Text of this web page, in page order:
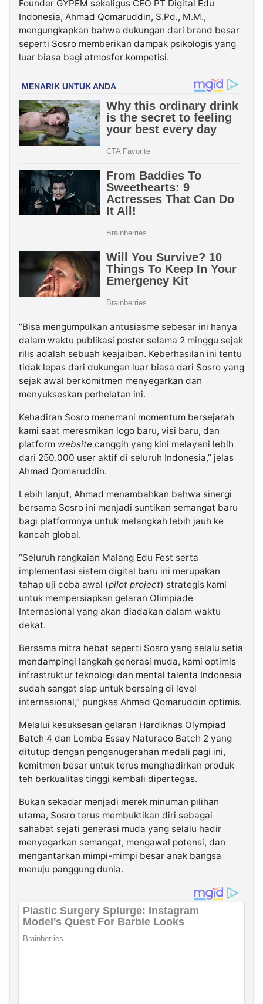
Founder GYPEM sekaligus CEO PT Digital Edu
Indonesia, Ahmad Qomaruddin, S.Pd., M.M.,
mengungkapkan bahwa dukungan dari brand besar
seperti Sosro memberikan dampak psikologis yang
luar biasa bagi atmosfer kompetisi.
“Bisa mengumpulkan antusiasme sebesar ini hanya
dalam waktu publikasi poster selama 2 minggu sejak
rilis adalah sebuah keajaiban. Keberhasilan ini tentu
tidak lepas dari dukungan luar biasa dari Sosro yang
sejak awal berkomitmen menyegarkan dan
menyukseskan perhelatan ini.
Kehadiran Sosro menemani momentum bersejarah
kami saat meresmikan logo baru, visi baru, dan
platform website canggih yang kini melayani lebih
dari 250.000 user aktif di seluruh Indonesia,” jelas
Ahmad Qomaruddin.
Lebih lanjut, Ahmad menambahkan bahwa sinergi
bersama Sosro ini menjadi suntikan semangat baru
bagi platformnya untuk melangkah lebih jauh ke
kancah global.
“Seluruh rangkaian Malang Edu Fest serta
implementasi sistem digital baru ini merupakan
tahap uji coba awal (pilot project) strategis kami
untuk mempersiapkan gelaran Olimpiade
Internasional yang akan diadakan dalam waktu
dekat.
Bersama mitra hebat seperti Sosro yang selalu setia
mendampingi langkah generasi muda, kami optimis
infrastruktur teknologi dan mental talenta Indonesia
sudah sangat siap untuk bersaing di level
internasional,” pungkas Ahmad Qomaruddin optimis.
Melalui kesuksesan gelaran Hardiknas Olympiad
Batch 4 dan Lomba Essay Naturaco Batch 2 yang
ditutup dengan penganugerahan medali pagi ini,
komitmen besar untuk terus menghadirkan produk
teh berkualitas tinggi kembali dipertegas.
Bukan sekadar menjadi merek minuman pilihan
utama, Sosro terus membuktikan diri sebagai
sahabat sejati generasi muda yang selalu hadir
menyegarkan semangat, mengawal potensi, dan
mengantarkan mimpi-mimpi besar anak bangsa
menuju panggung dunia.